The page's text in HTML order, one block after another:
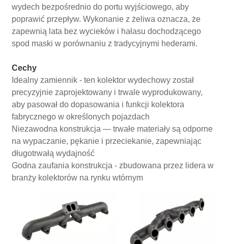
wydech bezpośrednio do portu wyjściowego, aby
poprawić przepływ. Wykonanie z żeliwa oznacza, że ​​
zapewnią lata bez wycieków i hałasu dochodzącego
spod maski w porównaniu z tradycyjnymi hederami.
Cechy
Idealny zamiennik - ten kolektor wydechowy został
precyzyjnie zaprojektowany i trwale wyprodukowany,
aby pasował do dopasowania i funkcji kolektora
fabrycznego w określonych pojazdach
Niezawodna konstrukcja — trwałe materiały są odporne
na wypaczanie, pękanie i przeciekanie, zapewniając
długotrwałą wydajność
Godna zaufania konstrukcja - zbudowana przez lidera w
branży kolektorów na rynku wtórnym